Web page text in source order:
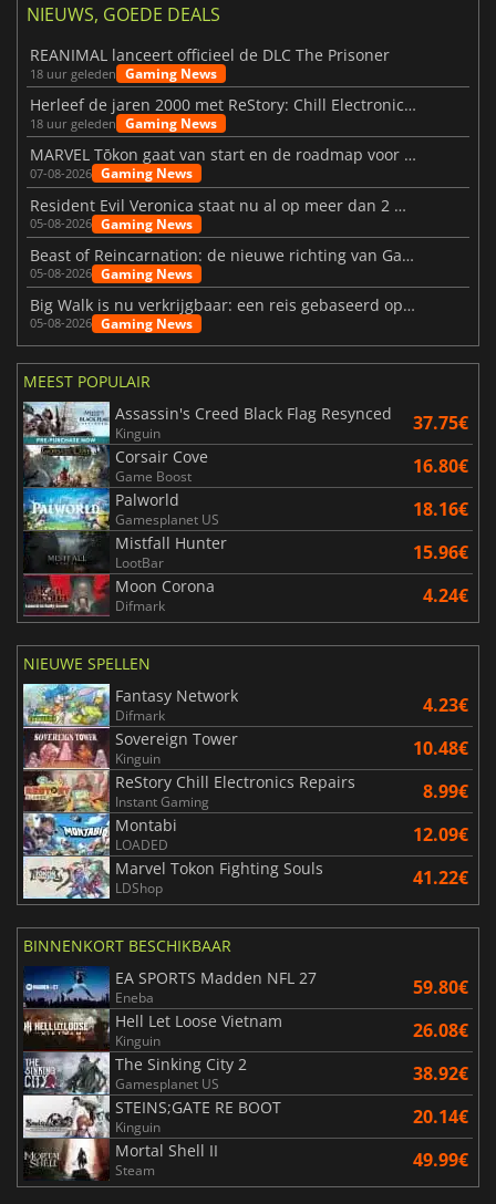
NIEUWS, GOEDE DEALS
REANIMAL lanceert officieel de DLC The Prisoner
18 uur geleden Gaming News
Herleef de jaren 2000 met ReStory: Chill Electronics Repairs
18 uur geleden Gaming News
MARVEL Tōkon gaat van start en de roadmap voor jaar 1 is bekendgemaakt
07-08-2026 Gaming News
Resident Evil Veronica staat nu al op meer dan 2 miljoen verlanglijstjes
05-08-2026 Gaming News
Beast of Reincarnation: de nieuwe richting van Game Freak
05-08-2026 Gaming News
Big Walk is nu verkrijgbaar: een reis gebaseerd op vriendschap
05-08-2026 Gaming News
MEEST POPULAIR
Assassin's Creed Black Flag Resynced
Kinguin 37.75€
Corsair Cove
Game Boost 16.80€
Palworld
Gamesplanet US 18.16€
Mistfall Hunter
LootBar 15.96€
Moon Corona
Difmark 4.24€
NIEUWE SPELLEN
Fantasy Network
Difmark 4.23€
Sovereign Tower
Kinguin 10.48€
ReStory Chill Electronics Repairs
Instant Gaming 8.99€
Montabi
LOADED 12.09€
Marvel Tokon Fighting Souls
LDShop 41.22€
BINNENKORT BESCHIKBAAR
EA SPORTS Madden NFL 27
Eneba 59.80€
Hell Let Loose Vietnam
Kinguin 26.08€
The Sinking City 2
Gamesplanet US 38.92€
STEINS;GATE RE BOOT
Kinguin 20.14€
Mortal Shell II
Steam 49.99€